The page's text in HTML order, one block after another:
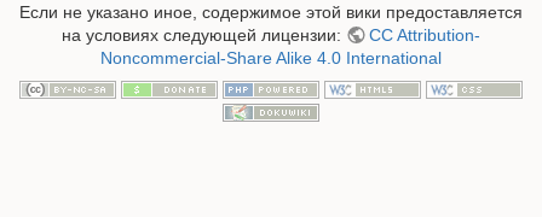
Если не указано иное, содержимое этой вики предоставляется
на условиях следующей лицензии:
CC Attribution-
Noncommercial-Share Alike 4.0 International